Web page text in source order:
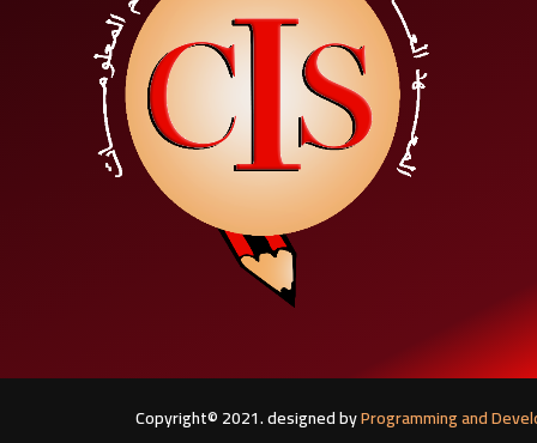
Copyright© 2021. designed byProgramming and Development